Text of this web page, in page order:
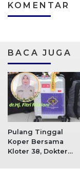
KOMENTAR
BACA JUGA
Pulang Tinggal
Koper Bersama
Kloter 38, Dokter